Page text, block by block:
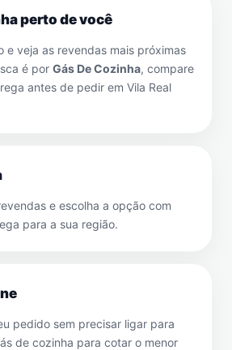
perto de você
e veja as revendas mais próximas
é por Gás De Cozinha, compare
antes de pedir em Vila Real
e escolha a opção com
para a sua região.
pedido sem precisar ligar para
de cozinha para cotar o menor